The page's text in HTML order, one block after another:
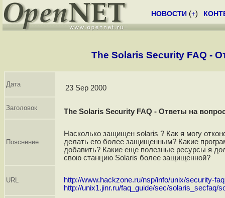
НОВОСТИ (+)
The Solaris Security FAQ -
Дата 23 Sep 2000
Заголовок The Solaris Security FAQ - Ответы на
Пояснение
Насколько защищен solaris ? Как я могу
делать его более защищенным? Какие
добавить? Какие еще полезные ресурсы я
свою станцию Solaris более защищенной?
URL
http://www.hackzone.ru/nsp/info/unix/security-
http://unix1.jinr.ru/faq_guide/sec/solaris_secfaq/